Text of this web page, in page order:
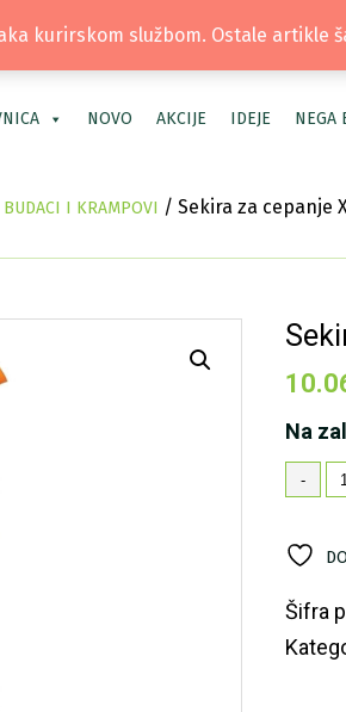
TEL: +381 66 40 40 30 | LOKACIJA:
NOVO AKCIJE IDEJE NEGA
I KRAMPOVI / Sekira za cepanje
Na
-
za
-
Šifra
kurirskom službom. Ostale artikle